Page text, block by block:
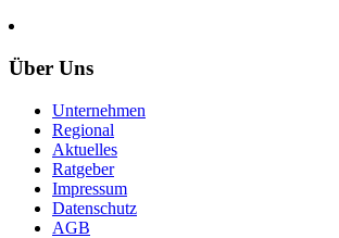
Über Uns
Unternehmen
Regional
Aktuelles
Ratgeber
Impressum
Datenschutz
AGB